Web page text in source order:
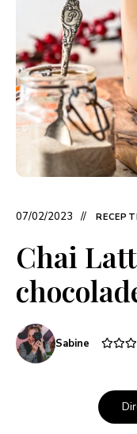
07/02/2023
Chai
Sabine